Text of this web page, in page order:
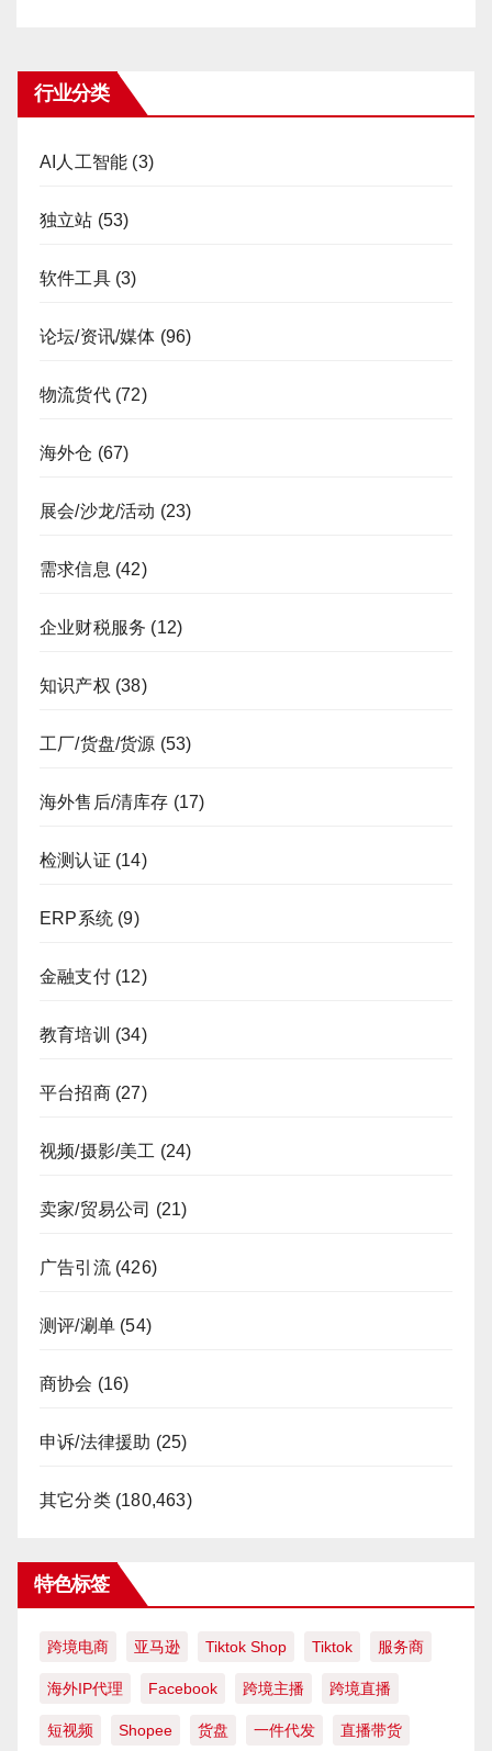
行业分类
AI人工智能 (3)
独立站 (53)
软件工具(3)
论坛/资讯/媒体 (96)
物流货代(72)
海外仓 (67)
展会/沙龙/活动 (23)
需求信息 (42)
企业财税服务 (12)
知识产权 (38)
工厂/货盘/货源 (53)
海外售后/清库存 (17)
检测认证 (14)
ERP系统 (9)
金融支付(12)
教育培训 (34)
平台招商(27)
视频/摄影/美工 (24)
卖家/贸易公司 (21)
广告引流(426)
测评/涮单 (54)
商协会 (16)
申诉/法律援助 (25)
其它分类(180,463)
特色标签
跨境电商 亚马逊 Tiktok Shop Tiktok 服务商
海外IP代理 Facebook 跨境主播 跨境直播
短视频 Shopee 货盘 一件代发 直播带货